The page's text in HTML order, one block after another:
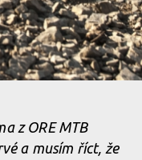
z ORE MTB
a musím říct, že